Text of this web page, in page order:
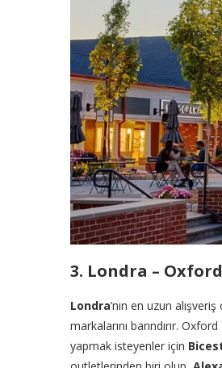
3. Londra –
Londra’nın en uzun
markalarını barındırır.
yapmak isteyenler için